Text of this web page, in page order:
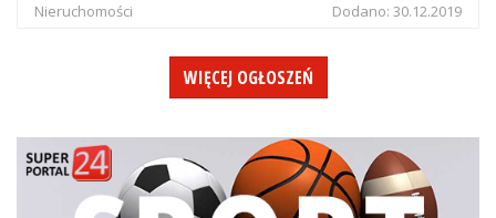
Nieruchomości Dodano: 30.12.2019
WIĘCEJ OGŁOSZEŃ